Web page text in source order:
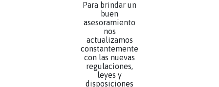
Para brindar un
buen
asesoramiento
nos
actualizamos
constantemente
con las nuevas
regulaciones,
leyes y
disposiciones